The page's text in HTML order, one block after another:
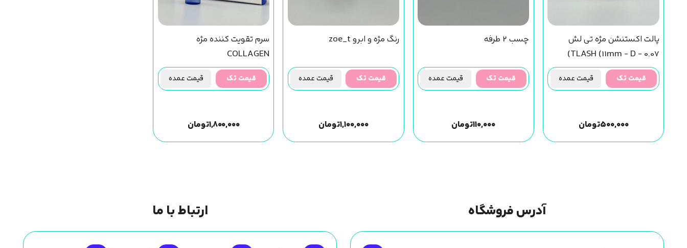
پالت اکستنشن مژه تی لش
TLASH (11mm - D - 0.07)
قیمت تک قیمت عمده
۵۰۰,۰۰۰تومان
چسب 2 طرفه
قیمت تک قیمت عمده
۱۱۰,۰۰۰تومان
رنگ مژه و ابرو zoe_t
قیمت تک قیمت عمده
۱,۱۰۰,۰۰۰تومان
سرم تقویت کننده مژه
COLLAGEN
قیمت تک قیمت عمده
۱,۸۰۰,۰۰۰تومان
آدرس فروشگاه ارتباط با ما